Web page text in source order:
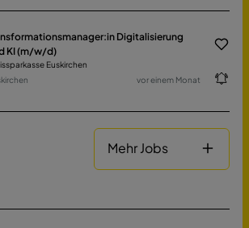
Digitalisierung
KI (m/w/d)
Euskirchen
vor einem Monat
Mehr Jobs